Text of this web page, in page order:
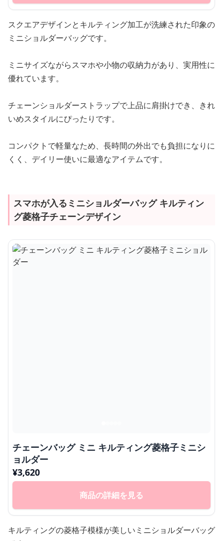
スクエアデザインとキルティング加工が洗練された印象の
ミニショルダーバッグです。
ミニサイズながらスマホや小物の収納力があり、実用性に
優れています。
チェーンショルダーストラップで上品に肩掛けでき、きれ
いめスタイルにぴったりです。
コンパクトで軽量なため、長時間の外出でも負担になりに
くく、デイリー使いに最適なアイテムです。
スマホが入るミニショルダーバッグ キルティン
グ菱格子チェーンデザイン
チェーンバッグ ミニ キルティング菱格子ミニシ
ョルダー
¥3,620
商品の詳細を見る
キルティングの菱格子模様が美しいミニショルダーバッグ